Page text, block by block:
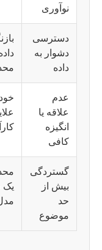
نوآوری
دسترسی
دشوار به
داده
عدم
علاقه یا
انگیزه
کافی
گستردگی
بیش از
حد
موضوع
یک